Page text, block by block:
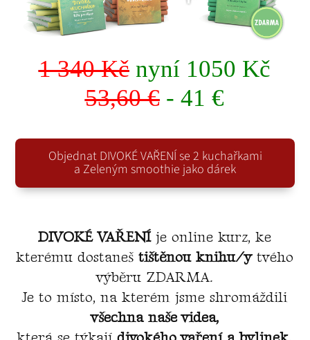
1 340 Kč nyní 1050 Kč
53,60 € - 41 €
Objednat DIVOKÉ VAŘENÍ se 2 kuchařkami
a Zeleným smoothie jako dárek
DIVOKÉ VAŘENÍje online kurz, ke
kterému dostaneštištěnou knihu/ytvého
výběru ZDARMA.
Je to místo, na kterém jsme shromáždili
všechna naše videa,